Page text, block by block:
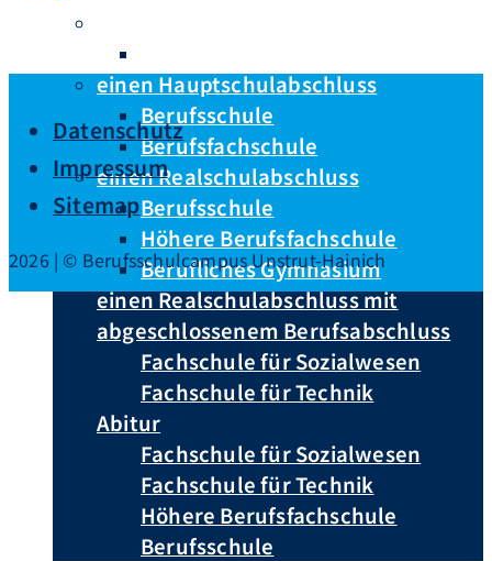
einen Hauptschulabschluss
Berufsschule
Berufsfachschule
einen Realschulabschluss
Berufsschule
Höhere Berufsfachschule
Berufliches Gymnasium
einen Realschulabschluss mit
abgeschlossenem Berufsabschluss
Fachschule für Sozialwesen
Fachschule für Technik
Abitur
Fachschule für Sozialwesen
Fachschule für Technik
Höhere Berufsfachschule
Berufsschule
Datenschutz
Impressum
Sitemap
2026 | © Berufsschulcampus Unstrut-Hainich